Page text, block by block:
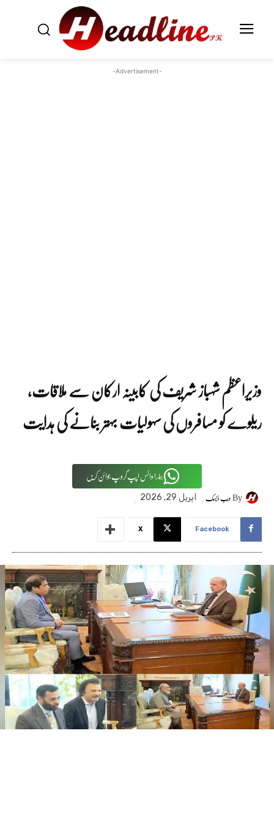
-Advertisement-
وزیراعظم شہباز شریف کی کابینہ ارکان سے ملاقات،
ریلوے کو مسافروں کی سہولیات بہتر بنانے کی ہدایت
ہمارا واٹس اپپ گروپ جوائن کریں
Byویب ڈیسک اپریل 29, 2026
Facebook
X